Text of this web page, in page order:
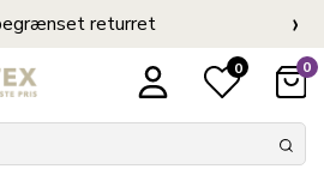
returret ›
0 0